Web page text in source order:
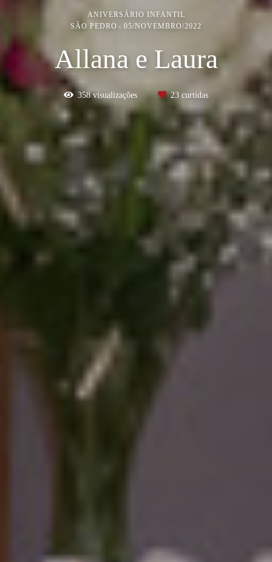
ANIVERSÁRIO INFANTIL
SÃO PEDRO
05/NOVEMBRO/2022
Allana e Laura
358visualizações 23 curtidas